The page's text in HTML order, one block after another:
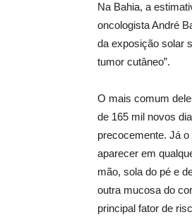
Na Bahia, a
oncologista André
da exposição solar
tumor cutâneo”.
O mais comum
de 165 mil novos
precocemente. Já
aparecer em
mão, sola do pé e
outra mucosa do
principal fator de